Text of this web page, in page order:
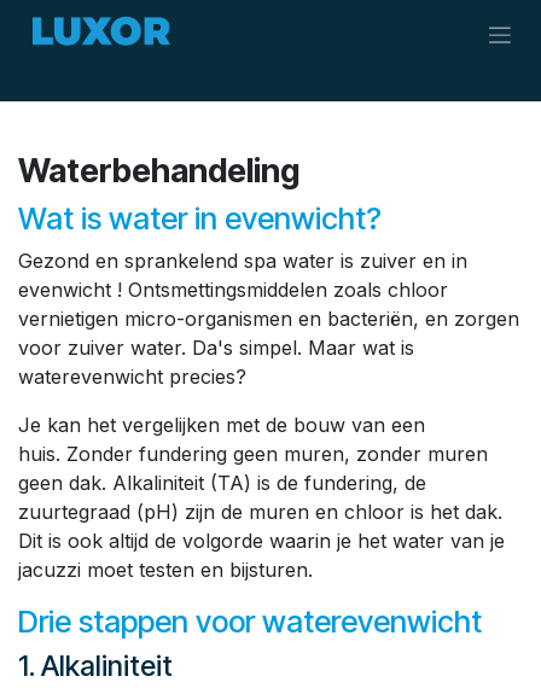
Overslaan naar inhoud
Waterbehandeling
Wat is water in evenwicht?
Gezond en sprankelend spa water is zuiver en in
evenwicht ! Ontsmettingsmiddelen zoals chloor
vernietigen micro-organismen en bacteriën, en zorgen
voor zuiver water. Da's simpel. Maar wat is
waterevenwicht precies?
Je kan het vergelijken met de bouw van een
huis. Zonder fundering geen muren, zonder muren
geen dak. Alkaliniteit (TA) is de fundering, de
zuurtegraad (pH) zijn de muren en chloor is het dak.
Dit is ook altijd de volgorde waarin je het water van je
jacuzzi moet testen en bijsturen.
Drie stappen voor waterevenwicht
1. Alkaliniteit